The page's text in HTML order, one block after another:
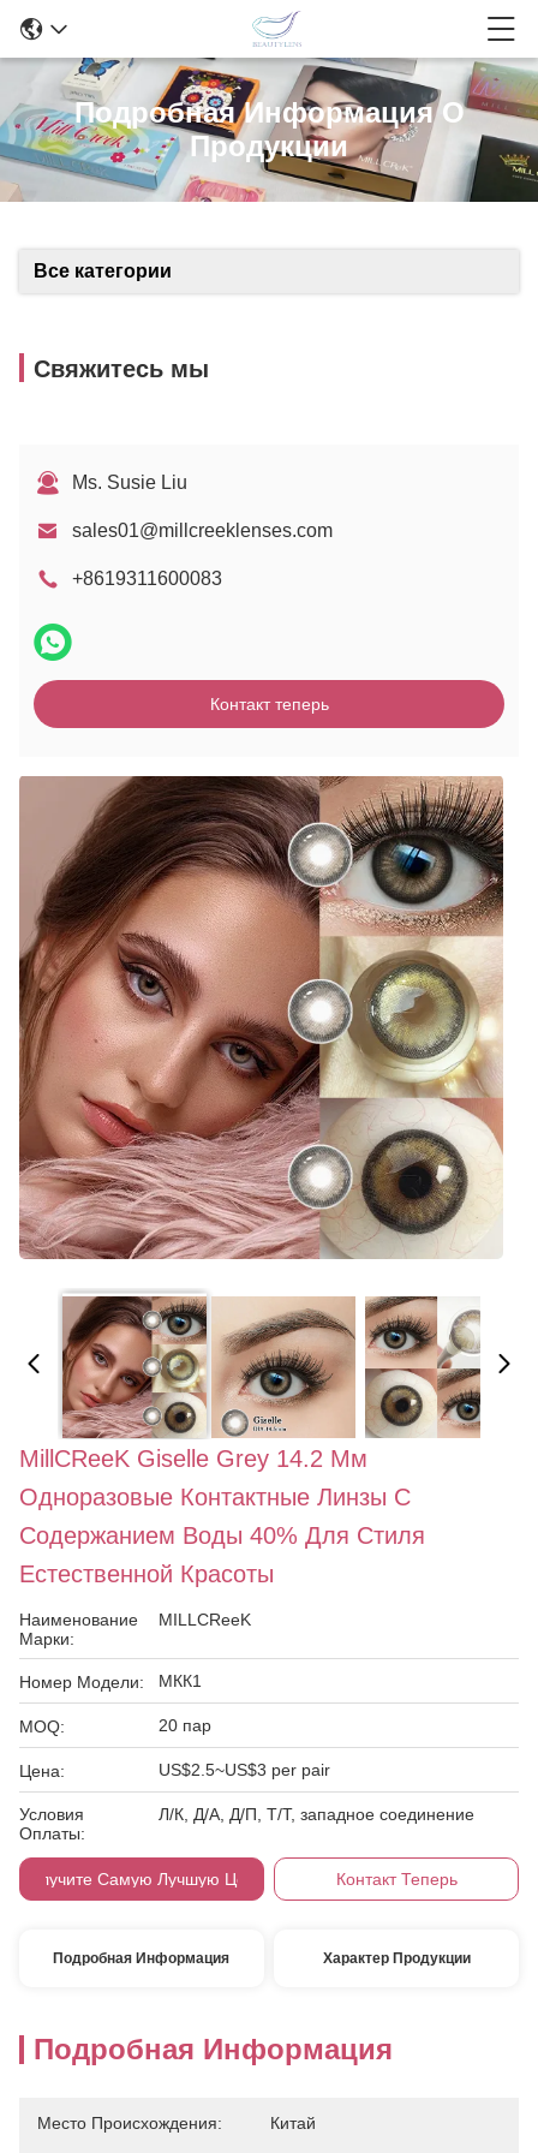
Подробная Информация О
Продукции
Все категории
Свяжитесь мы
Ms. Susie Liu
sales01@millcreeklenses.com
+8619311600083
Контакт теперь
MillCReeK Giselle Grey 14.2 Мм
Одноразовые Контактные Линзы С
Содержанием Воды 40% Для Стиля
Естественной Красоты
Наименование
Марки:
MILLCReeK
Номер Модели: МКК1
MOQ: 20 пар
Цена: US$2.5~US$3 per pair
Условия
Оплаты:
Л/К, Д/А, Д/П, Т/Т, западное соединение
Получите Самую Лучшую Цену Контакт Теперь
Подробная Информация Характер Продукции
Подробная Информация
Место Происхождения: Китай